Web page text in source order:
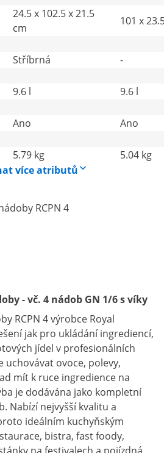
24.5 x 102.5 x 21.5
cm
101 x
Stříbrná
-
9.6 l
9.6 l
Ano
Ano
5.79 kg
5.04 kg
více atributů
RCPN 4
- vč. 4 nádob GN 1/6 s víky
RCPN 4 výrobce Royal
jak pro ukládání ingrediencí,
jídel v profesionálních
uchovávat ovoce, polevy,
mít k ruce ingredience na
je dodávána jako kompletní
Nabízí nejvyšší kvalitu a
ideálním kuchyňským
bistra, fast foody,